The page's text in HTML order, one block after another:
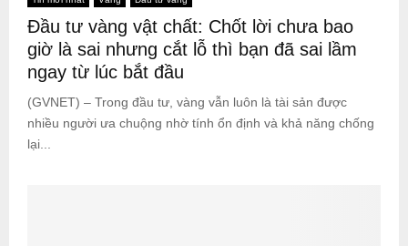
Đầu tư vàng vật chất: Chốt lời chưa bao
giờ là sai nhưng cắt lỗ thì bạn đã sai lầm
ngay từ lúc bắt đầu
(GVNET) – Trong đầu tư, vàng vẫn luôn là tài sản được
nhiều người ưa chuộng nhờ tính ổn định và khả năng chống
lại...